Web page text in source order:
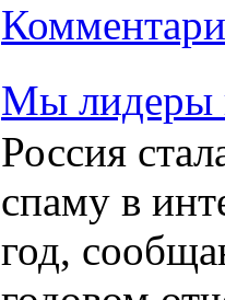
Мы лидеры
Россия
спаму в
год,